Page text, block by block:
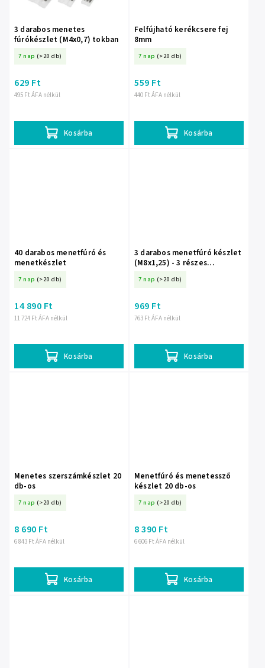
3 darabos menetes
fúrókészlet (M4x0,7) tokban
7 nap (>20 db)
495 Ft ÁFA nélkül
629 Ft
Kosárba
Felfújható kerékcsere fej
8mm
7 nap (>20 db)
440 Ft ÁFA nélkül
559 Ft
Kosárba
40 darabos menetfúró és
menetkészlet
7 nap (>20 db)
11 724 Ft ÁFA nélkül
14 890 Ft
Kosárba
3 darabos menetfúró készlet
(M8x1,25) - 3 részes
7 nap (>20 db)
763 Ft ÁFA nélkül
969 Ft
Kosárba
Menetes szerszámkészlet 20
db-os
7 nap (>20 db)
6 843 Ft ÁFA nélkül
8 690 Ft
Kosárba
Menetfúró és menetessző
készlet 20 db-os
7 nap (>20 db)
6 606 Ft ÁFA nélkül
8 390 Ft
Kosárba